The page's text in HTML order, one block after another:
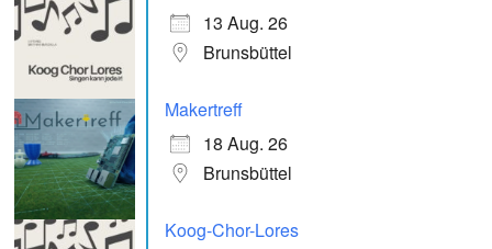
13 Aug. 26
Brunsbüttel
Makertreff
18 Aug. 26
Brunsbüttel
Koog-Chor-Lores